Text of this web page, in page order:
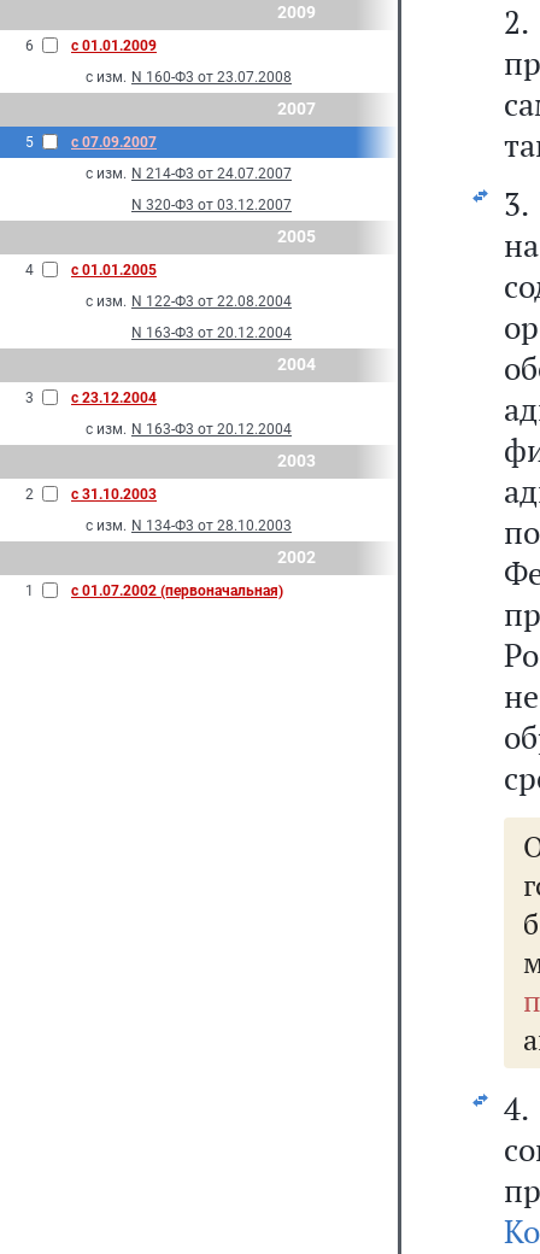
2009
6
с 01.01.2009
с изм. N 160-Ф3 от 23.07.2008
2007
5
с 07.09.2007
с изм. N 214-Ф3 от 24.07.2007
N 320-Ф3 от 03.12.2007
2005
4
с 01.01.2005
с изм. N 122-Ф3 от 22.08.2004
N 163-Ф3 от 20.12.2004
2004
3
с 23.12.2004
с изм. N 163-Ф3 от 20.12.2004
2003
2
с 31.10.2003
с изм. N 134-Ф3 от 28.10.2003
2002
1 с 01.07.2002 (первоначальная)
3.